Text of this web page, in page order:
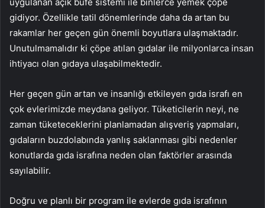
gidiyor. Özellikle tatil dönemlerinde daha da artan bu
rakamlar her geçen gün önemli boyutlara ulaşmaktadır.
Unutulmamalıdır ki çöpe atılan gıdalar ile milyonlarca insan
ihtiyacı olan gıdaya ulaşabilmektedir.
Her geçen gün artan ve insanlığı etkileyen gıda israfı en
çok evlerimizde meydana geliyor. Tüketicilerin neyi, ne
zaman tüketeceklerini planlamadan alışveriş yapmaları,
gıdaların buzdolabında yanlış saklanması gibi nedenler
konutlarda gıda israfına neden olan faktörler arasında
sayılabilir.
Doğru ve planlı bir program ile evlerde gıda israfının